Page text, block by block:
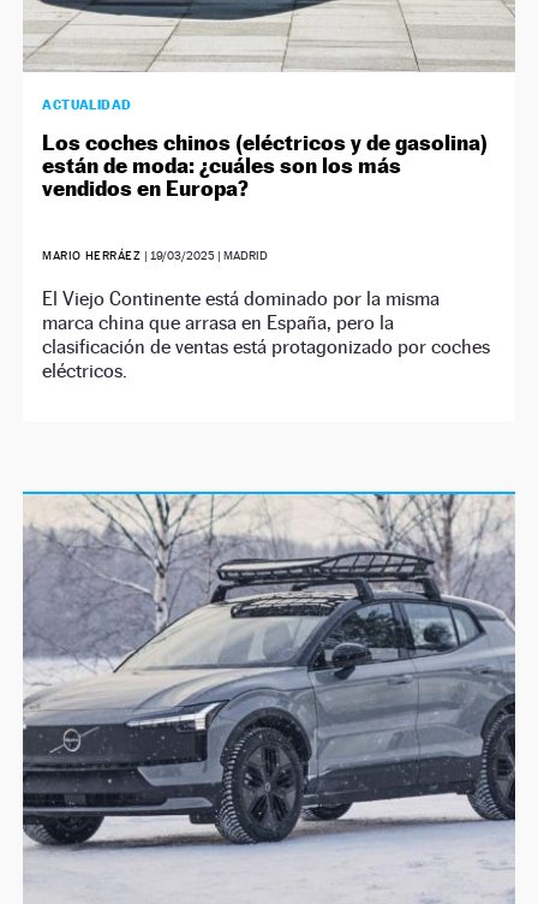
ACTUALIDAD
Los coches chinos (eléctricos y de gasolina)
están de moda: ¿cuáles son los más
vendidos en Europa?
MARIO HERRÁEZ | 19/03/2025| MADRID
El Viejo Continente está dominado por la misma
marca china que arrasa en España, pero la
clasificación de ventas está protagonizado por coches
eléctricos.